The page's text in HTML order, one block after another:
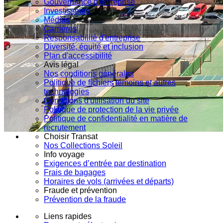
Gouvernance d'entreprise
Investisseurs
Médias
Carrières
Responsabilité d'entreprise
Diversité, équité et inclusion
Plan d'accessibilité
Avis légal
Nos conditions générales
Politique de fichiers témoins et autres
technologies
Conditions d'utilisation du site
Politique de protection de la vie privée
Politique de confidentialité en matière de
recrutement
Choisir Transat
Nos Collections Soleil
Info voyage
Exigences d’entrée par destination
Frais de bagages
Horaires de vols (arrivées et départs)
Fraude et prévention
Prévention de la fraude
Liens rapides